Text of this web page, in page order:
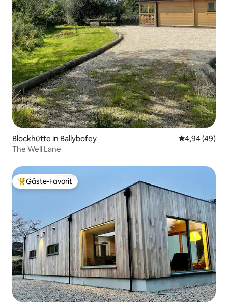
Blockhütte in Ballybofey
4,94 (49)
The Well Lane
Beliebter Gäste-Favorit.
Gäste-Favorit